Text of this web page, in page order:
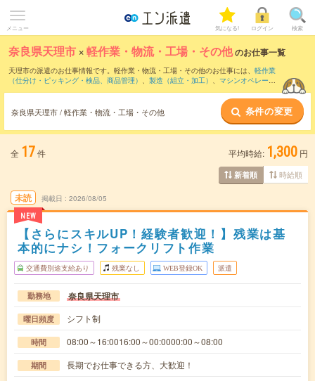
メニュー 気になる! ログイン 検索
奈良県天理市 ×軽作業・物流・工場・その他のお仕事一覧
天理市の派遣のお仕事情報です。軽作業・物流・工場・その他のお仕事には、 軽作業
（仕分け・ピッキング・検品、商品管理） 、 製造（組立・加工） 、 マシンオペレータ
奈良県天理市 / 軽作業・物流・工場・その他 条件の変更
全 17件 平均時給: 1,300 円
新着順 時給順
未読
NEW
掲載日 2026/08/05
【さらにスキルUP！経験者歓迎！】残業は基
本的にナシ！フォークリフト作業
交通費別途支給あり 残業なし WEB登録OK 派遣
勤務地 奈良県天理市
曜日頻度 シフト制
時間 08:00～16:0016:00～00:0000:00～08:00
期間 長期でお仕事できる方、大歓迎！